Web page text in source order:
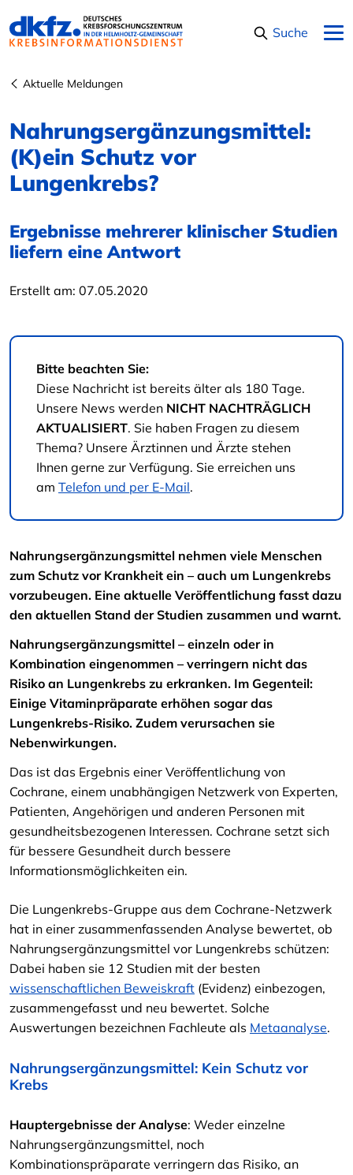
Suche
Aktuelle Meldungen
Nahrungsergänzungsmittel:
(K)ein Schutz vor
Lungenkrebs?
Ergebnisse mehrerer klinischer Studien
liefern eine Antwort
Erstellt am: 07.05.2020
Bitte beachten Sie:
Diese Nachricht ist bereits älter als 180 Tage.
Unsere News werden NICHT NACHTRÄGLICH
AKTUALISIERT. Sie haben Fragen zu diesem
Thema? Unsere Ärztinnen und Ärzte stehen
Ihnen gerne zur Verfügung. Sie erreichen uns
am Telefon und per E-Mail.
Nahrungsergänzungsmittel nehmen viele Menschen
zum Schutz vor Krankheit ein – auch um Lungenkrebs
vorzubeugen. Eine aktuelle Veröffentlichung fasst dazu
den aktuellen Stand der Studien zusammen und warnt.
Nahrungsergänzungsmittel – einzeln oder in
Kombination eingenommen – verringern nicht das
Risiko an Lungenkrebs zu erkranken. Im Gegenteil:
Einige Vitaminpräparate erhöhen sogar das
Lungenkrebs-Risiko. Zudem verursachen sie
Nebenwirkungen.
Das ist das Ergebnis einer Veröffentlichung von
Cochrane, einem unabhängigen Netzwerk von Experten,
Patienten, Angehörigen und anderen Personen mit
gesundheitsbezogenen Interessen. Cochrane setzt sich
für bessere Gesundheit durch bessere
Informationsmöglichkeiten ein.
Die Lungenkrebs-Gruppe aus dem Cochrane-Netzwerk
hat in einer zusammenfassenden Analyse bewertet, ob
Nahrungsergänzungsmittel vor Lungenkrebs schützen:
Dabei haben sie 12 Studien mit der besten
wissenschaftlichen Beweiskraft (Evidenz) einbezogen,
zusammengefasst und neu bewertet. Solche
Auswertungen bezeichnen Fachleute als Metaanalyse.
Nahrungsergänzungsmittel: Kein Schutz vor
Krebs
Hauptergebnisse der Analyse: Weder einzelne
Nahrungsergänzungsmittel, noch
Kombinationspräparate verringern das Risiko, an